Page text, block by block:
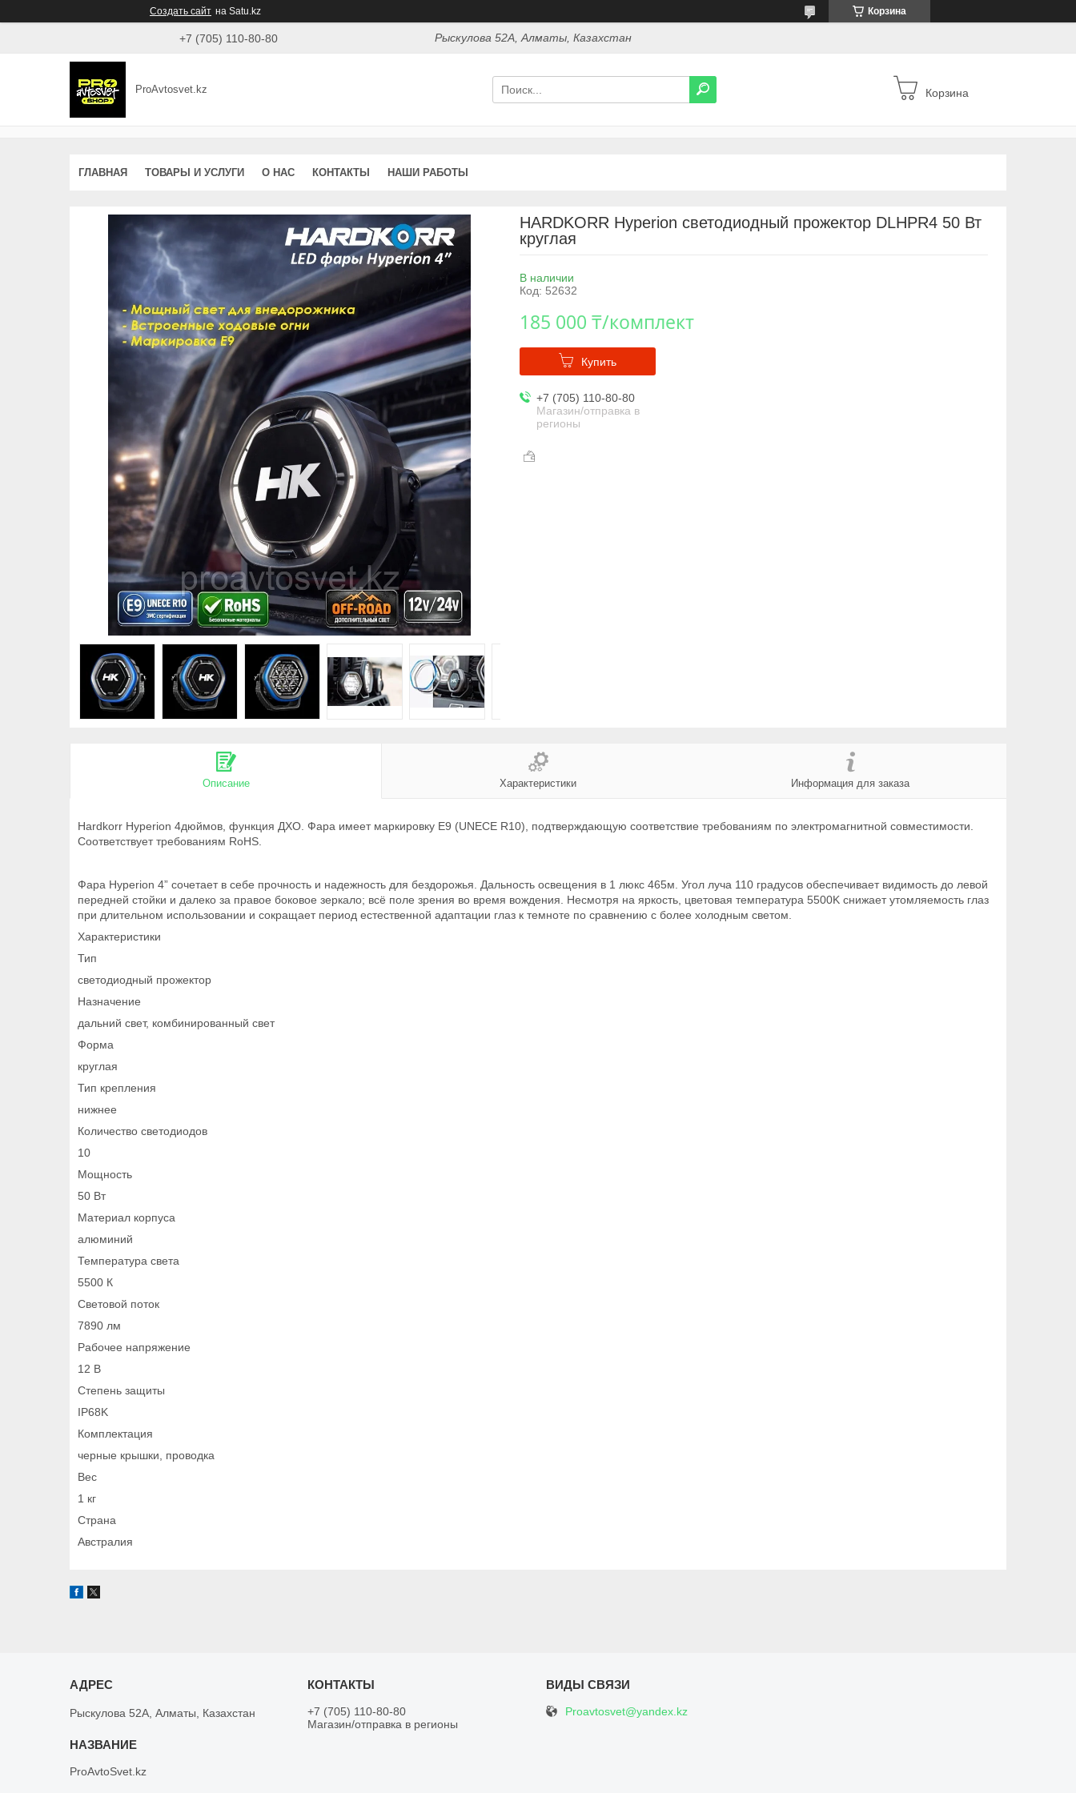
Создать сайт на Satu.kz Корзина
+7 (705) 110-80-80 Рыскулова 52А, Алматы, Казахстан
ProAvtosvet.kz Корзина
ГЛАВНАЯ ТОВАРЫ И УСЛУГИ О НАС КОНТАКТЫ НАШИ РАБОТЫ
HARDKORR Hyperion светодиодный прожектор DLHPR4 50 Вт
круглая
В наличии
Код: 52632
185 000 ₸/комплект
Купить
+7 (705) 110-80-80
Магазин/отправка в
регионы
Описание Характеристики Информация для заказа
Hardkorr Hyperion 4дюймов, функция ДХО. Фара имеет маркировку E9 (UNECE R10), подтверждающую соответствие требованиям по электромагнитной совместимости.
Соответствует требованиям RoHS.
Фара Hyperion 4” сочетает в себе прочность и надежность для бездорожья. Дальность освещения в 1 люкс 465м. Угол луча 110 градусов обеспечивает видимость до левой
передней стойки и далеко за правое боковое зеркало; всё поле зрения во время вождения. Несмотря на яркость, цветовая температура 5500K снижает утомляемость глаз
при длительном использовании и сокращает период естественной адаптации глаз к темноте по сравнению с более холодным светом.
Характеристики
Тип
светодиодный прожектор
Назначение
дальний свет, комбинированный свет
Форма
круглая
Тип крепления
нижнее
Количество светодиодов
10
Мощность
50 Вт
Материал корпуса
алюминий
Температура света
5500 К
Световой поток
7890 лм
Рабочее напряжение
12 В
Степень защиты
IP68K
Комплектация
черные крышки, проводка
Вес
1 кг
Страна
Австралия
Рыскулова 52А, Алматы, Казахстан
ProAvtoSvet.kz
+7 (705) 110-80-80
Магазин/отправка в регионы
Proavtosvet@yandex.kz